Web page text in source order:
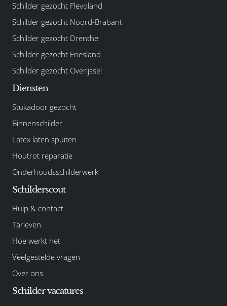
Schilder gezocht Flevoland
Schilder gezocht Noord-Brabant
Schilder gezocht Drenthe
Schilder gezocht Friesland
Schilder gezocht Overijssel
Diensten
Stukadoor gezocht
Binnenschilder
Latex laten spuiten
Houtrot reparatie
Onderhoudsschilderwerk
Schilderscout
Hulp & contact
Tarieven
Hoe werkt het
Veelgestelde vragen
Over ons
Schilder vacatures